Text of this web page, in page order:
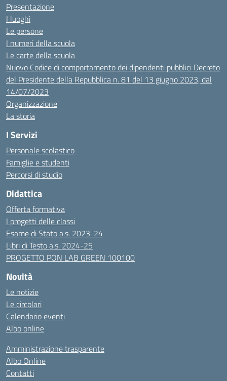
Presentazione
I luoghi
Le persone
I numeri della scuola
Le carte della scuola
Nuovo Codice di comportamento dei dipendenti pubblici Decreto
del Presidente della Repubblica n. 81 del 13 giugno 2023, dal
14/07/2023
Organizzazione
La storia
I Servizi
Personale scolastico
Famiglie e studenti
Percorsi di studio
Didattica
Offerta formativa
I progetti delle classi
Esame di Stato a.s. 2023-24
Libri di Testo a.s. 2024-25
PROGETTO PON LAB GREEN 100100
Novità
Le notizie
Le circolari
Calendario eventi
Albo online
Amministrazione trasparente
Albo Online
Contatti